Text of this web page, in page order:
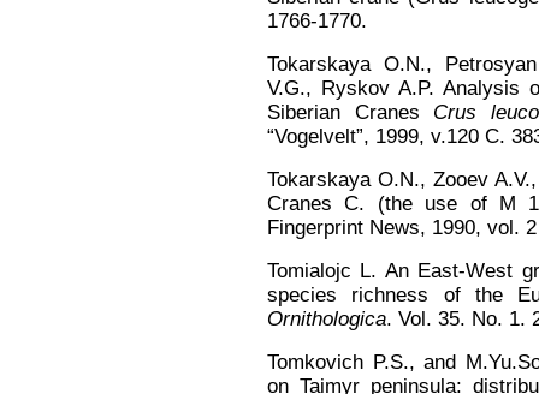
1766-1770.
Tokarskaya O.N.,
V.G., Ryskov A.P. Analysis
Siberian Cranes Crus
“Vogelvelt”, 1999, v.120 С.
Tokarskaya O.N., Zooev
Cranes С. (the use of M
Fingerprint News, 1990, vol.
Tomialojc L. An East-West
species richness of the
Ornithologica. Vol. 35. No. 1.
Tomkovich P.S., and
on Taimyr peninsula: